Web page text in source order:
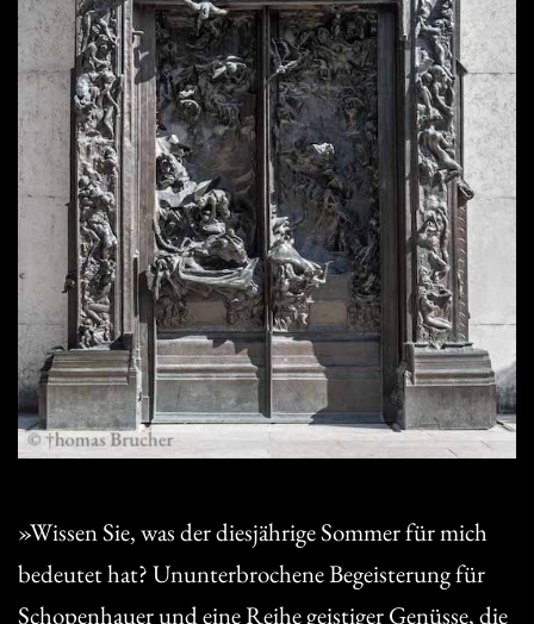
»Wissen Sie, was der diesjährige Sommer für mich
bedeutet hat? Ununterbrochene Begeisterung für
Schopenhauer und eine Reihe geistiger Genüsse, die